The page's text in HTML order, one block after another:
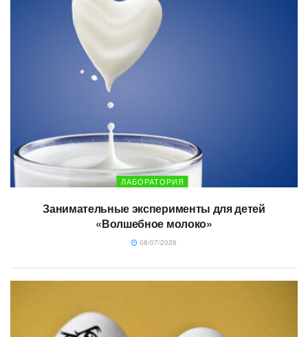
ЛАБОРАТОРИЯ
Занимательные эксперименты для детей
«Волшебное молоко»
08/07/2026